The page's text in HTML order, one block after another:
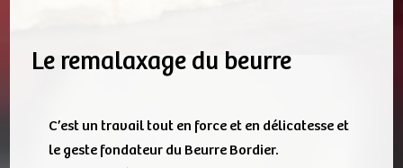
Le remalaxage du beurre
C’est un travail tout en force et en délicatesse et
le geste fondateur du Beurre Bordier.